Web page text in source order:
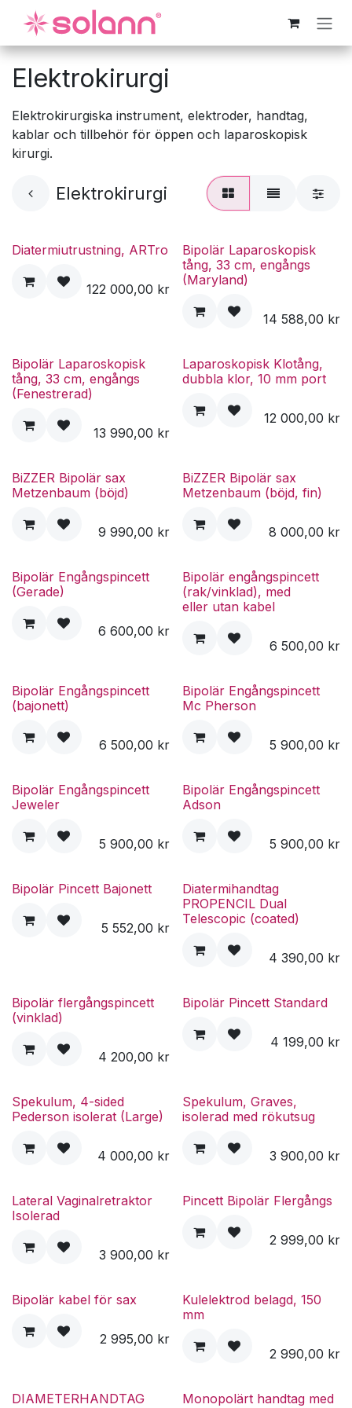
Hoppa till innehåll
Elektrokirurgi
Elektrokirurgiska instrument, elektroder, handtag,
kablar och tillbehör för öppen och laparoskopisk
kirurgi.
Elektrokirurgi
Diatermiutrustning, ARTro
122 000,00 kr
Bipolär Laparoskopisk
tång, 33 cm, engångs
(Maryland)
14 588,00 kr
Bipolär Laparoskopisk
tång, 33 cm, engångs
(Fenestrerad)
13 990,00 kr
Laparoskopisk Klotång,
dubbla klor, 10 mm port
12 000,00 kr
BiZZER Bipolär sax
Metzenbaum (böjd)
9 990,00 kr
BiZZER Bipolär sax
Metzenbaum (böjd, fin)
8 000,00 kr
Bipolär Engångspincett
(Gerade)
6 600,00 kr
Bipolär engångspincett
(rak/vinklad), med
eller utan kabel
6 500,00 kr
Bipolär Engångspincett
(bajonett)
6 500,00 kr
Bipolär Engångspincett
Mc Pherson
5 900,00 kr
Bipolär Engångspincett
Jeweler
5 900,00 kr
Bipolär Engångspincett
Adson
5 900,00 kr
Bipolär Pincett Bajonett
5 552,00 kr
Diatermihandtag
PROPENCIL Dual
Telescopic (coated)
4 390,00 kr
Bipolär flergångspincett
(vinklad)
4 200,00 kr
Bipolär Pincett Standard
4 199,00 kr
Spekulum, 4-sided
Pederson isolerat (Large)
4 000,00 kr
Spekulum, Graves,
isolerad med rökutsug
3 900,00 kr
Lateral Vaginalretraktor
Isolerad
3 900,00 kr
Pincett Bipolär Flergångs
2 999,00 kr
Bipolär kabel för sax
2 995,00 kr
Kulelektrod belagd, 150
mm
2 990,00 kr
DIAMETERHANDTAG
Monopolärt handtag med